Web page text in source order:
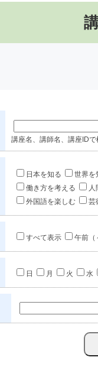
講座名、講師名、講座IDで
日本を知る
世界を
働き方を考える
人
外国語を楽しむ
芸
すべて表示 午前（
日 月 火 水